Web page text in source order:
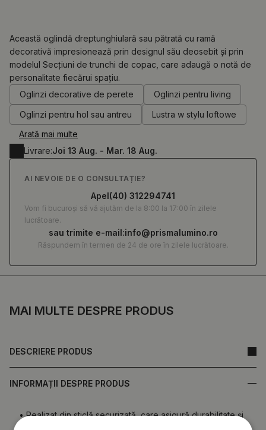
MAI MULTE DESPRE PRODUS
DESCRIERE PRODUS
INFORMAȚII DESPRE PRODUS
• Realizat din sticlă securizată, care asigură durabilitate și
0.00RON
Această oglindă dreptunghiulară sau pătrată cu ramă
decorativă impresionează prin designul său deosebit și prin
modelul Secțiuni de trunchi de copac, care adaugă o notă de
personalitate fiecărui spațiu.
Oglinzi decorative de perete
Oglinzi pentru living
Oglinzi pentru hol sau antreu
Lustra w stylu loftowe
Arată mai multe
Livrare:Joi 13 Aug. - Mar. 18 Aug.
AI NEVOIE DE O CONSULTAȚIE?
Apel(40) 312294741
Vom fi bucuroși să vă ajutăm de la 8:00 la 17:00 în zilele
lucrătoare.
sau trimite e-mail:info@prismalumino.ro
Răspundem în termen de 24 de ore în zilele lucrătoare.